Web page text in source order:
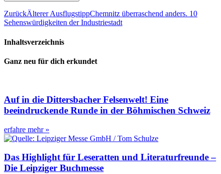
ZurückÄlterer AusflugstippChemnitz überraschend anders. 10
Sehenswürdigkeiten der Industriestadt
Inhaltsverzeichnis
Ganz neu für dich erkundet
Auf in die Dittersbacher Felsenwelt! Eine
beeindruckende Runde in der Böhmischen Schweiz
erfahre mehr »
Das Highlight für Leseratten und Literaturfreunde –
Die Leipziger Buchmesse